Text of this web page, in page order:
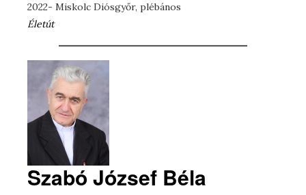
2022- Miskolc Diósgyőr, plébános
Életút
Szabó József Béla